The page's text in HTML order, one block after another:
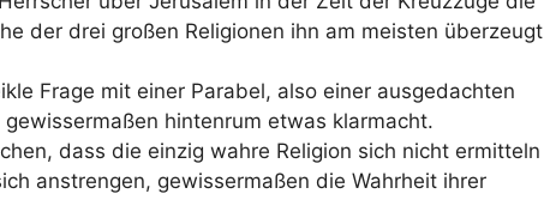
der drei großen Religionen ihn am meisten überzeugt
Frage mit einer Parabel, also einer ausgedachten
hintenrum etwas klarmacht.
dass die einzig wahre Religion sich nicht ermitteln
anstrengen, gewissermaßen die Wahrheit ihrer